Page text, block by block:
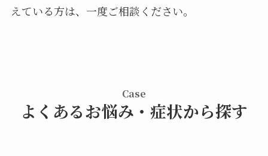
えている方は、一度ご相談ください。
Case
よくあるお悩み・症状から探す